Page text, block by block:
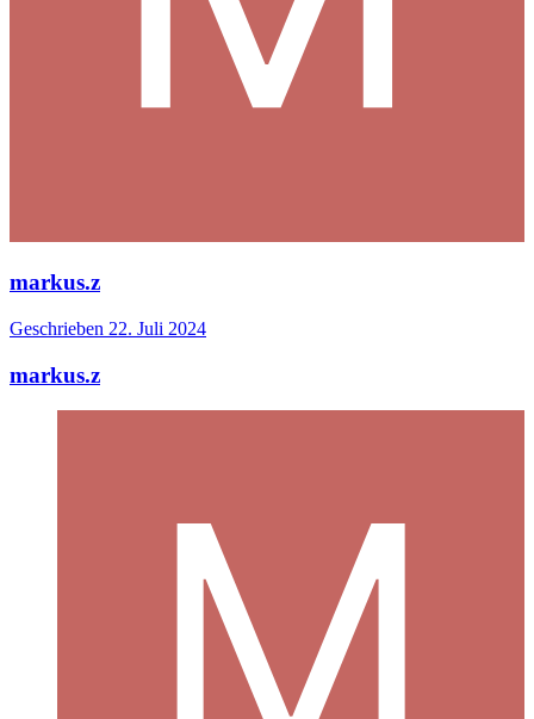
markus.z
Geschrieben 22. Juli 2024
markus.z